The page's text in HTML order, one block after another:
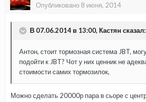
Опубликовано 8 июня, 2014
В 07.06.2014 в 13:00, Кастян сказал:
Антон, стоит тормозная система JBT,
подойти к JBT? Чот у них ценник не
стоимости самих тормозилок,
Можно сделать 20000р пара в сьоре с